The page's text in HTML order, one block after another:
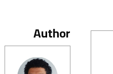
Author